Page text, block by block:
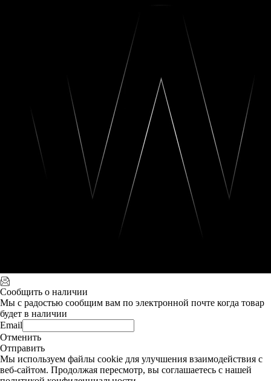
Сообщить о наличии
Мы с радостью сообщим вам по электронной почте когда товар
будет в наличии
Email
Отменить
Отправить
Мы используем файлы cookie для улучшения взаимодействия с
веб-сайтом. Продолжая пересмотр, вы соглашаетесь с нашей